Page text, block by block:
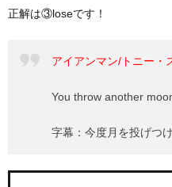
正解は③loseです！
アイアンマン/トニー・
You throw another
字幕：今度月を投げつ